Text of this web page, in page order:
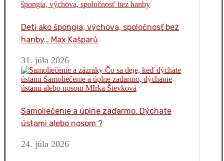
Deti ako špongia, výchova, spoločnosť bez
hanby… Max Kašparů
31. júla 2026
Samoliečenie a úplne zadarmo. Dýchate
ústami alebo nosom ?
24. júla 2026